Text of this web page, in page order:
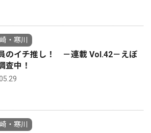
・寒川
のイチ推し！ －連載 Vol.42－えぼ
査中！
・寒川